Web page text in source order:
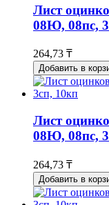
Лист
08Ю, 08пс,
264,73 ₸
Добавить в
Лист
08Ю, 08пс,
264,73 ₸
Добавить в